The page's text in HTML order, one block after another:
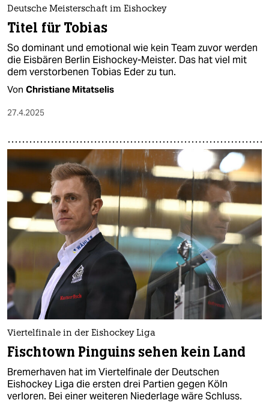
Deutsche Meisterschaft im Eishockey
Titel für Tobias
So dominant und emotional wie kein Team zuvor werden
die Eisbären Berlin Eishockey-Meister. Das hat viel mit
dem verstorbenen Tobias Eder zu tun.
Von Christiane Mitatselis
27.4.2025
Viertelfinale in der Eishockey Liga
Fischtown Pinguins sehen kein Land
Bremerhaven hat im Viertelfinale der Deutschen
Eishockey Liga die ersten drei Partien gegen Köln
verloren. Bei einer weiteren Niederlage wäre Schluss.